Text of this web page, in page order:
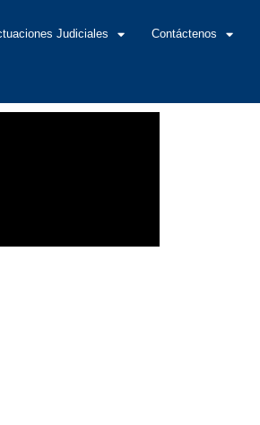
Judiciales Contáctenos